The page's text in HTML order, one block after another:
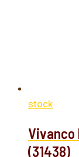
stock
Vivanco
(31438)